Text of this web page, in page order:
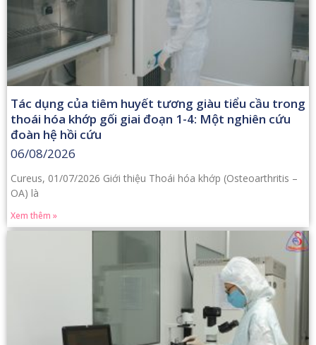
Tác dụng của tiêm huyết tương giàu tiểu cầu trong
thoái hóa khớp gối giai đoạn 1-4: Một nghiên cứu
đoàn hệ hồi cứu
06/08/2026
Cureus, 01/07/2026 Giới thiệu Thoái hóa khớp (Osteoarthritis –
OA) là
Xem thêm »